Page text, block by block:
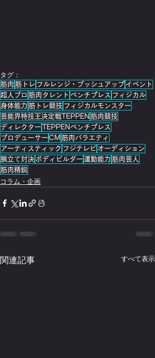
タグ：
筋肉 筋トレ フルレンジ・プッシュアップ イベント
超人プロ 筋肉タレント ベンチプレス フィジカル
身体能力 筋トレ競技 フィジカルモンスター
芸能界特技王決定戦TEPPEN 筋肉競技
ディレクター TEPPENベンチプレス
プロデューサー CM 筋肉バラエティ
アーティスティック フジテレビ オーディション
腕立て対決 ボディビルダー 運動能力 筋肉芸人
筋肉精鋭
コラム・企画
関連記事 すべて表示